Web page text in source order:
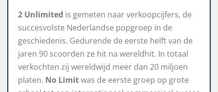
2 Unlimited is gemeten naar verkoopcijfers, de
succesvolste Nederlandse popgroep in de
geschiedenis. Gedurende de eerste helft van de
jaren 90 scoorden ze hit na wereldhit. In totaal
verkochten zij wereldwijd meer dan 20 miljoen
platen. No Limitwas de eerste groep op grote